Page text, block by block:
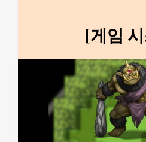
[게임